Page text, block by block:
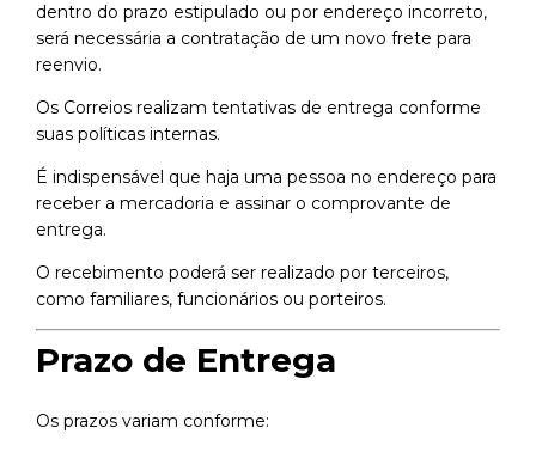
dentro do prazo estipulado ou por endereço incorreto,
será necessária a contratação de um novo frete para
reenvio.
Os Correios realizam tentativas de entrega conforme
suas políticas internas.
É indispensável que haja uma pessoa no endereço para
receber a mercadoria e assinar o comprovante de
entrega.
O recebimento poderá ser realizado por terceiros,
como familiares, funcionários ou porteiros.
Prazo de Entrega
Os prazos variam conforme: